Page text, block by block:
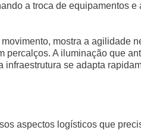
a troca de equipamentos e
mostra a agilidade
percalços. A iluminação que
se adapta
aspectos logísticos que